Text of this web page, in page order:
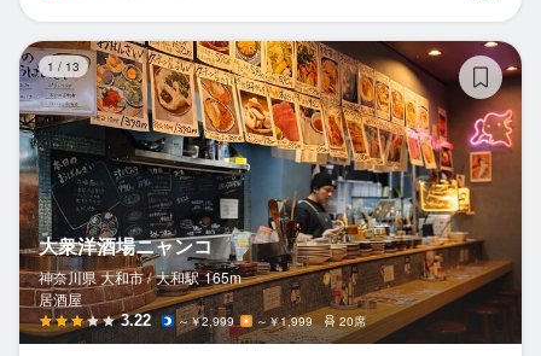
1 / 13
大衆洋酒場ニャンコ
神奈川県 大和市 / 大和駅 165m
居酒屋
3.22 ～￥2,999 ～￥1,999 20席